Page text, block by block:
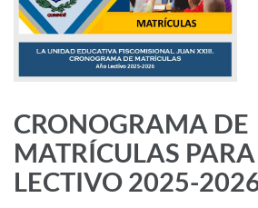
CRONOGRAMA DE
MATRÍCULAS
LECTIVO 2025-